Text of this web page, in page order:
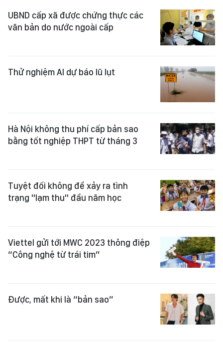
UBND cấp xã được chứng thực các
văn bản do nước ngoài cấp
Thử nghiệm AI dự báo lũ lụt
Hà Nội không thu phí cấp bản sao
bằng tốt nghiệp THPT từ tháng 3
Tuyệt đối không để xảy ra tình
trạng "lạm thu" đầu năm học
Viettel gửi tới MWC 2023 thông điệp
“Công nghệ từ trái tim”
Được, mất khi là “bản sao”